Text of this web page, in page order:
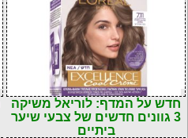
חדש על המדף: לוריאל משיקה
3 גוונים חדשים של צבעי שיער
ביתיים